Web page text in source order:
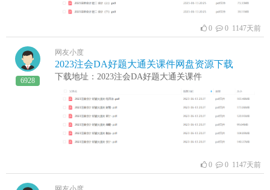
0 0 1147天前
6928
网友小度
2023注会DA好题大通关课件网盘资源下载
下载地址：2023注会DA好题大通关课件
0 0 1147天前